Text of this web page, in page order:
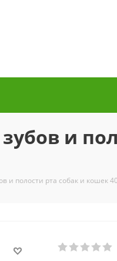
и
и полости рта собак и кошек